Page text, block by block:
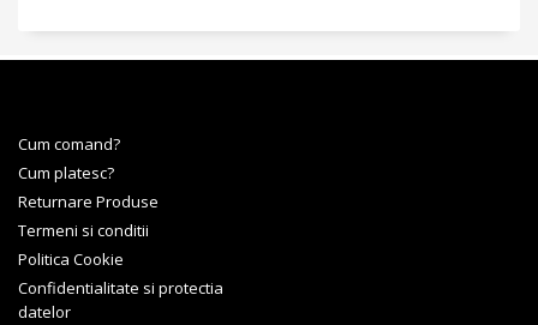
Cum comand?
Cum platesc?
Returnare Produse
Termeni si conditii
Politica Cookie
Confidentialitate si protectia
datelor